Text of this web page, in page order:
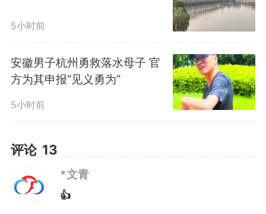
权、监督权交到群众手上，实现民
意感知更灵敏、预测更精准、整改
更高效。
自2025年12月试运行以来，
合肥公安交管部门投诉总量同比下
降21.25%。
5小时前
安徽男子杭州勇救落水母子 官
方为其申报“见义勇为”
5小时前
评论 13
*文青
👍